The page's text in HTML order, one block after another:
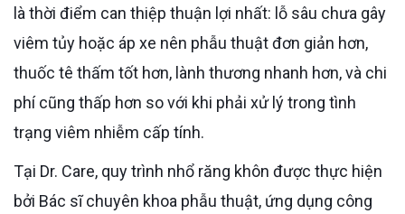
là thời điểm can thiệp thuận lợi nhất: lỗ sâu chưa gây
viêm tủy hoặc áp xe nên phẫu thuật đơn giản hơn,
thuốc tê thấm tốt hơn, lành thương nhanh hơn, và chi
phí cũng thấp hơn so với khi phải xử lý trong tình
trạng viêm nhiễm cấp tính.
Tại Dr. Care, quy trình nhổ răng khôn được thực hiện
bởi Bác sĩ chuyên khoa phẫu thuật, ứng dụng công